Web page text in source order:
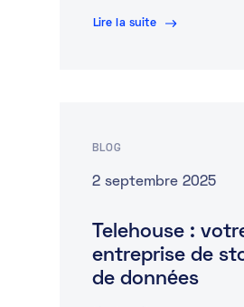
Lire la suite
BLOG
2 septembre 2025
Telehouse :
entreprise de
de données